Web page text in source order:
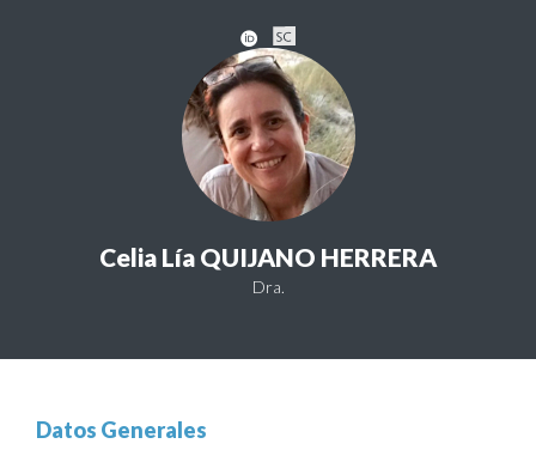
Celia Lía QUIJANO HERRERA
Dra.
Datos Generales